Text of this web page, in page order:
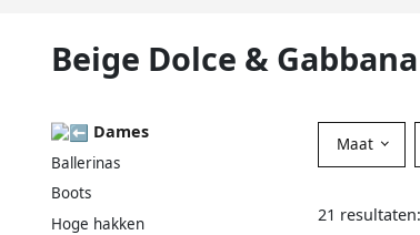
Beige Dolce &
Dames
Ballerinas
Boots
Hoge hakken
Maat
21 resultaten: